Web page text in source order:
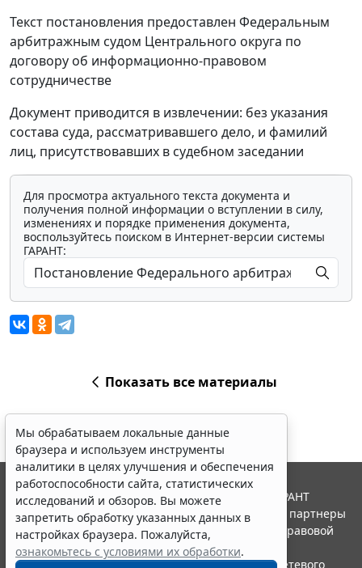
Текст постановления предоставлен Федеральным
арбитражным судом Центрального округа по
договору об информационно-правовом
сотрудничестве
Документ приводится в извлечении: без указания
состава суда, рассматривавшего дело, и фамилий
лиц, присутствовавших в судебном заседании
Для просмотра актуального текста документа и
получения полной информации о вступлении в силу,
изменениях и порядке применения документа,
воспользуйтесь поиском в Интернет-версии системы
ГАРАНТ:
Показать все материалы
Мы обрабатываем локальные данные
браузера и используем инструменты
аналитики в целях улучшения и обеспечения
работоспособности сайта, статистических
исследований и обзоров. Вы можете
запретить обработку указанных данных в
настройках браузера. Пожалуйста,
ознакомьтесь с условиями их обработки.
© ООО "НПП "ГАРАНТ-СЕРВИС", 2026. Система ГАРАНТ
выпускается с 1990 года. Компания "Гарант" и ее партнеры
являются участниками Российской ассоциации правовой
информации ГАРАНТ.
Портал ГАРАНТ.РУ зарегистрирован в качестве сетевого